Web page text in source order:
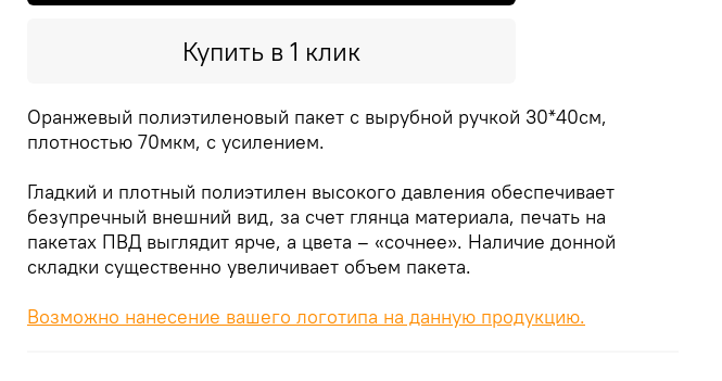
Купить в 1 клик
Оранжевый полиэтиленовый пакет с вырубной ручкой 30*40см,
плотностью 70мкм, с усилением.
Гладкий и плотный полиэтилен высокого давления обеспечивает
безупречный внешний вид, за счет глянца материала, печать на
пакетах ПВД выглядит ярче, а цвета – «сочнее». Наличие донной
складки существенно увеличивает объем пакета.
Возможно нанесение вашего логотипа на данную продукцию.